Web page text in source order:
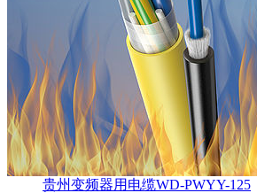
贵州变频器用电缆WD-PWYY-125